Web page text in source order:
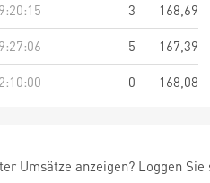
3
168,69
5
167,39
0 168,08
Umsätze anzeigen? Loggen